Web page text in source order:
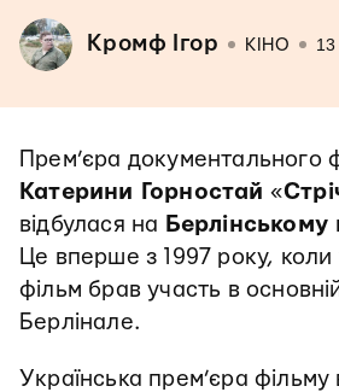
Кромф Ігор КІНО
Прем’єра документального
Катерини Горностай «
відбулася на Берлінському
Це вперше з 1997 року, коли
фільм брав участь в
Берлінале.
Українська прем’єра фільму